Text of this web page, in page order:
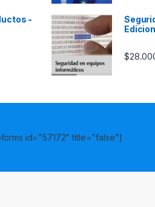
-
$
id="57172" title="false"]